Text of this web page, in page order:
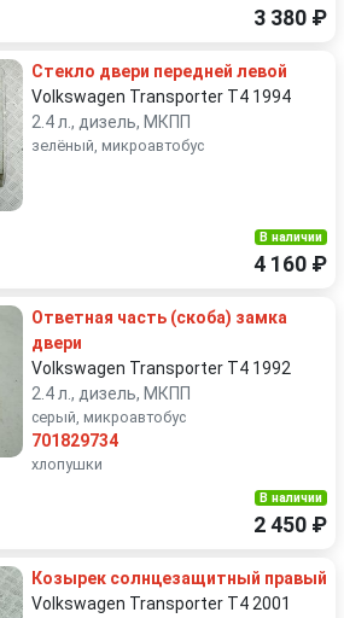
3 380 ₽
Стекло двери передней левой
Volkswagen Transporter T4 1994
2.4 л., дизель, МКПП
зелёный, микроавтобус
В наличии
4 160 ₽
Ответная часть (скоба) замка
двери
Volkswagen Transporter T4 1992
2.4 л., дизель, МКПП
серый, микроавтобус
701829734
хлопушки
В наличии
2 450 ₽
Козырек солнцезащитный правый
Volkswagen Transporter T4 2001